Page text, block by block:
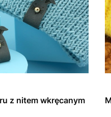
z nitem wkręcanym